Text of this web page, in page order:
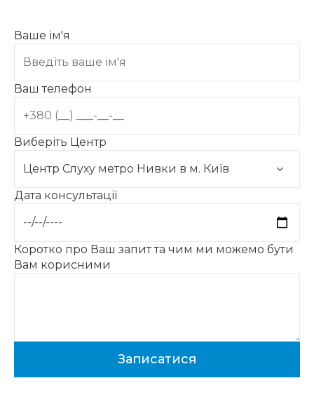
Ваше ім'я
Ваш телефон
Виберіть Центр
Дата консультації
Коротко про Ваш запит та чим ми можемо бути
Вам корисними